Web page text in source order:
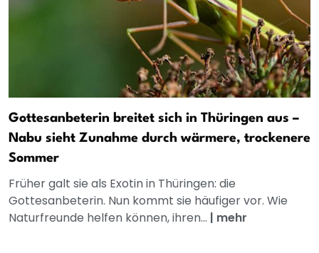
Gottesanbeterin breitet sich in Thüringen aus –
Nabu sieht Zunahme durch wärmere, trockenere
Sommer
Früher galt sie als Exotin in Thüringen: die
Gottesanbeterin. Nun kommt sie häufiger vor. Wie
Naturfreunde helfen können, ihren... | mehr